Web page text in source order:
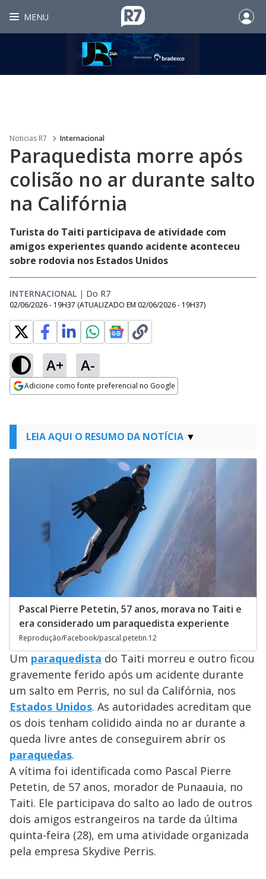
MENU
Noticias R7 Internacional
Paraquedista morre após
colisão no ar durante salto
na Califórnia
Turista do Taiti participava de atividade com
amigos experientes quando acidente aconteceu
sobre rodovia nos Estados Unidos
INTERNACIONAL | Do R7
02/06/2026 - 19H37 (ATUALIZADO EM 02/06/2026 - 19H37)
A+ A-
Adicione como fonte preferencial no Google
LEIA AQUI O RESUMO DA NOTÍCIA
Pascal Pierre Petetin, 57 anos, morava no Taiti e
era considerado um paraquedista experiente
Reprodução/Facebook/pascal.petetin.12
Um paraquedista do Taiti morreu e outro ficou
gravemente ferido após um acidente durante
um salto em Perris, no sul da Califórnia, nos
Estados Unidos. As autoridades acreditam que
os dois tenham colidido ainda no ar durante a
queda livre antes de conseguirem abrir os
paraquedas.
A vítima foi identificada como Pascal Pierre
Petetin, de 57 anos, morador de Punaauia, no
Taiti. Ele participava do salto ao lado de outros
dois amigos estrangeiros na tarde da última
quinta-feira (28), em uma atividade organizada
pela empresa Skydive Perris.